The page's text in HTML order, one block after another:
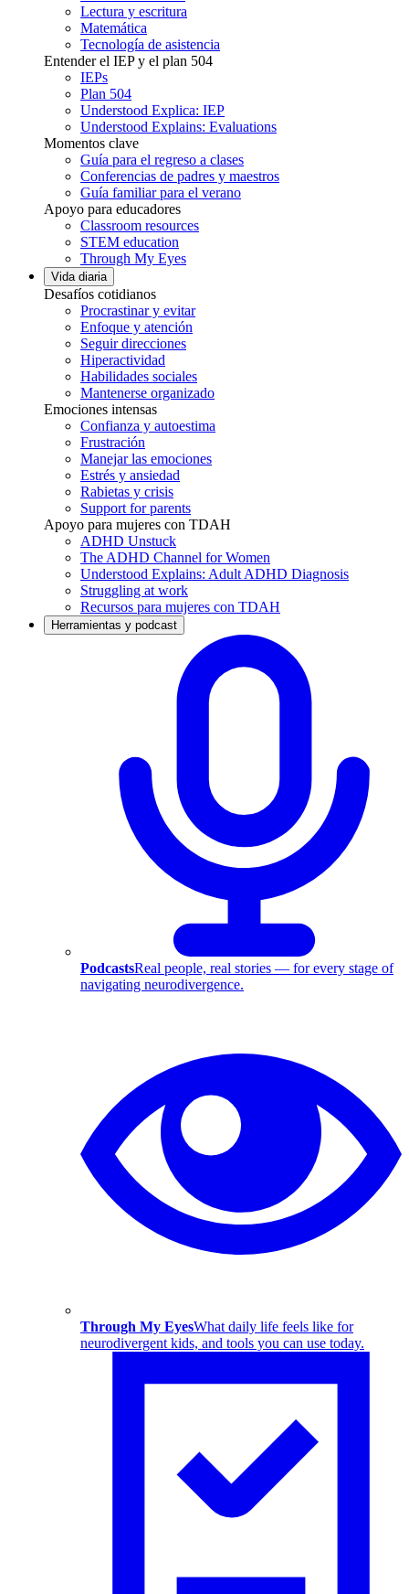
Lectura y escritura
Matemática
Tecnología de asistencia
Entender el IEP y el plan 504
IEPs
Plan 504
Understood Explica: IEP
Understood Explains: Evaluations
Momentos clave
Guía para el regreso a clases
Conferencias de padres y maestros
Guía familiar para el verano
Apoyo para educadores
Classroom resources
STEM education
Through My Eyes
Vida diaria
Desafíos cotidianos
Procrastinar y evitar
Enfoque y atención
Seguir direcciones
Hiperactividad
Habilidades sociales
Mantenerse organizado
Emociones intensas
Confianza y autoestima
Frustración
Manejar las emociones
Estrés y ansiedad
Rabietas y crisis
Support for parents
Apoyo para mujeres con TDAH
ADHD Unstuck
The ADHD Channel for Women
Understood Explains: Adult ADHD Diagnosis
Struggling at work
Recursos para mujeres con TDAH
Herramientas y podcast
PodcastsReal people, real stories — for every stage of
navigating neurodivergence.
Through My EyesWhat daily life feels like for
neurodivergent kids, and tools you can use today.